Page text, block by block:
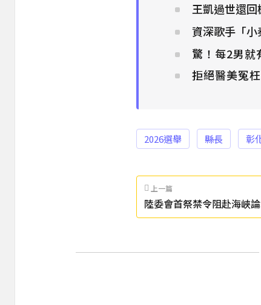
王凱過世還
資深歌手「
驚！每2男就
拒絕醫美冤
2026選舉 縣長 彰
上一篇
陸委會首祭禁令阻赴海峽
台灣民主倒退